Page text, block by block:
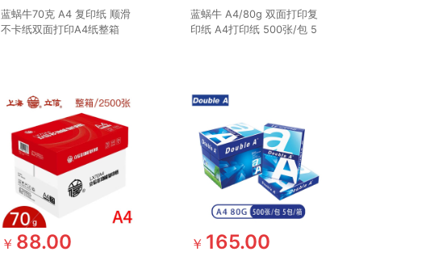
蓝蜗牛70克 A4 复印纸 顺滑
不卡纸双面打印A4纸整箱
蓝蜗牛 A4/80g 双面打印复
印纸 A4打印纸 500张/包 5
￥ 88.00 ￥ 165.00